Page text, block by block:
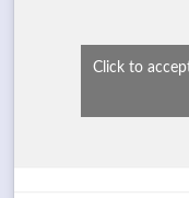
Click to